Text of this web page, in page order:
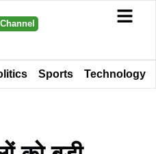
Sports Technology